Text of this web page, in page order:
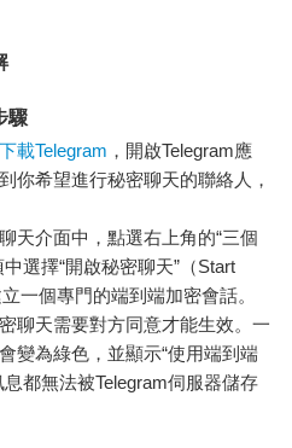
驟
下載Telegram ，開啟Telegram應
你希望進行秘密聊天的聯絡人，
聊天介面中，點選右上角的“三個
選擇“開啟秘密聊天”（Start
一個專門的端到端加密會話。
密聊天需要對方同意才能生效。一
變為綠色，並顯示“使用端到端
都無法被Telegram伺服器儲存